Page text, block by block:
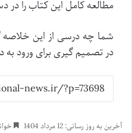
مطالعه کامل این کتاب را در
شما چه درسی از این خلاصه
در تصمیم گیری برای ورود به
آخرین به روز رسانی: 12 مرداد 1404